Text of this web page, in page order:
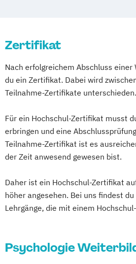
Heilpraktiker Fachrichtung
Heilpraktiker/-in für
Vorbereitung auf die
eingeschränkte
Heilpraktiker/-in für
Fachrichtung
Fachrichtung
Heilpraktiker/-in für
Fachrichtung
Fachrichtung "Systemische
Zertifikat
Nach erfolgreichem Abschluss
du ein Zertifikat. Dabei wird
Teilnahme-Zertifikate unterschieden.
Für ein Hochschul-Zertifikat musst
erbringen und eine
Teilnahme-Zertifikat ist es
der Zeit anwesend gewesen bist.
Daher ist ein Hochschul-Zertifikat
höher angesehen. Bei uns findest
Lehrgänge, die mit einem
Psychologie